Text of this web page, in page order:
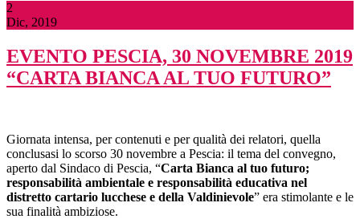
2
Dic, 2019
EVENTO PESCIA, 30 NOVEMBRE 2019
“CARTA BIANCA AL TUO FUTURO”
Giornata intensa, per contenuti e per qualità dei relatori, quella
conclusasi lo scorso 30 novembre a Pescia: il tema del convegno,
aperto dal Sindaco di Pescia, “Carta Bianca al tuo futuro;
responsabilità ambientale e responsabilità educativa nel
distretto cartario lucchese e della Valdinievole” era stimolante e le
sua finalità ambiziose.